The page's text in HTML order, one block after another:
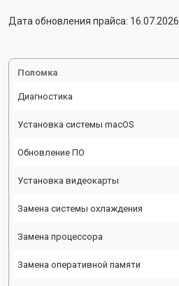
Дата обновления прайса: 16.07.2026
Поломка
Диагностика
Установка системы macOS
Обновление ПО
Установка видеокарты
Замена системы охлаждения
Замена процессора
Замена оперативной памяти